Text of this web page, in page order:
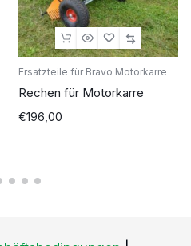
Ersatzteile für Bravo Motorkarre
Rechen für Motorkarre
€196,00